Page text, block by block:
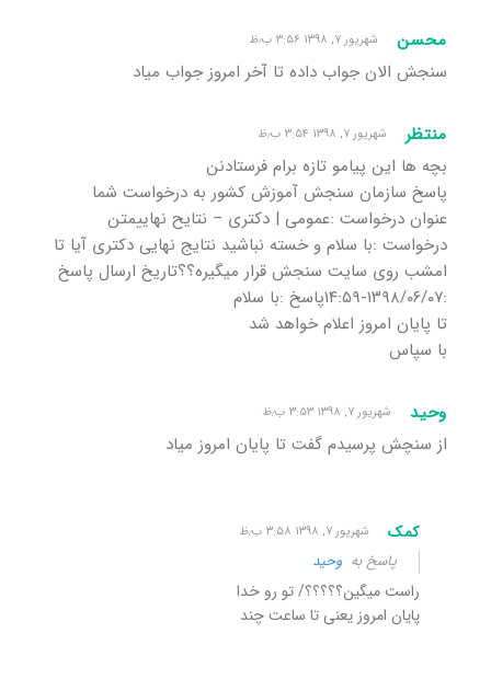
محسن شهریور ۷, ۱۳۹۸ ۳:۵۶ ب٫ظ
سنجش الان جواب داده تا آخر امروز جواب میاد
منتظر شهریور ۷, ۱۳۹۸ ۳:۵۴ ب٫ظ
بچه ها این پیامو تازه برام فرستادنن
پاسخ سازمان سنجش آموزش کشور به درخواست شما
عنوان درخواست :عمومی | دکتری – نتایح نهاییمتن
درخواست :با سلام و خسته نباشید نتایج نهایی دکتری آیا تا
امشب روی سایت سنجش قرار میگیره؟؟تاریخ ارسال پاسخ
:١٣٩٨/٠۶/٠٧-١۴:۵٩پاسخ :با سلام
تا پایان امروز اعلام خواهد شد
با سپاس
وحید شهریور ۷, ۱۳۹۸ ۳:۵۳ ب٫ظ
از سنچش پرسیدم گفت تا پایان امروز میاد
کمک شهریور ۷, ۱۳۹۸ ۳:۵۸ ب٫ظ
پاسخ به وحید
راست میگین؟؟؟؟؟/ تو رو خدا
پایان امروز یعنی تا ساعت چند